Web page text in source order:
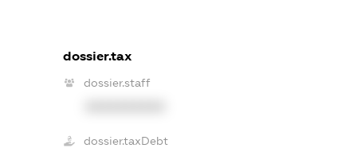
dossier.tax
dossier.staff
dossier.taxDebt